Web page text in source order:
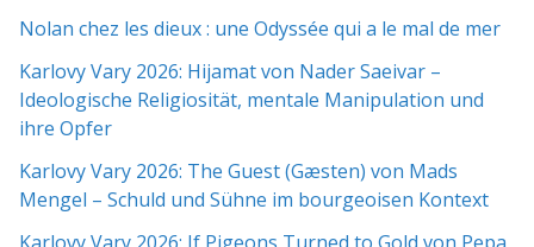
Nolan chez les dieux : une Odyssée qui a le mal de mer
Karlovy Vary 2026: Hijamat von Nader Saeivar​​ –
Ideologische Religiosität, mentale Manipulation und
ihre Opfer
Karlovy Vary 2026: The Guest (Gæsten) von Mads
Mengel – Schuld und Sühne im bourgeoisen Kontext